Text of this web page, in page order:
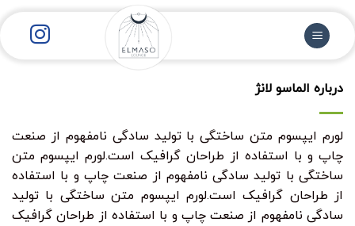
محتوا
درباره الماسو لانژ
لورم ایپسوم متن ساختگی با تولید سادگی نامفهوم از صنعت
چاپ و با استفاده از طراحان گرافیک است.لورم ایپسوم متن
ساختگی با تولید سادگی نامفهوم از صنعت چاپ و با استفاده
از طراحان گرافیک است.لورم ایپسوم متن ساختگی با تولید
سادگی نامفهوم از صنعت چاپ و با استفاده از طراحان گرافیک